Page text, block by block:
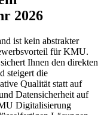
2026
ist kein abstrakter
für KMU.
sichert Ihnen den direkten
steigert die
Qualität statt auf
Datensicherheit auf
Digitalisierung